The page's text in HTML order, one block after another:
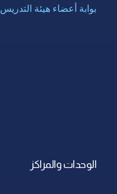
بوابة أعضاء هيئة التدريس
الوحدات والمراكز